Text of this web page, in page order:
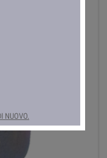
NUOVO.